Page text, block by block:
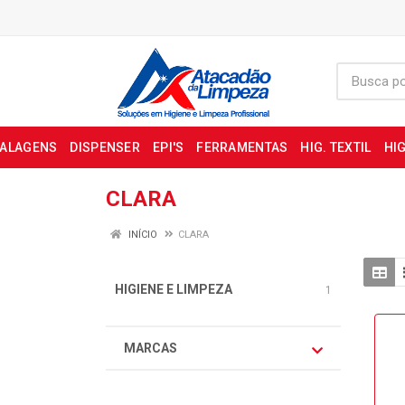
DISPENSER EPI'S FERRAMENTAS HIG. TEXTIL
CLARA
INÍCIO CLARA
HIGIENE E LIMPEZA 1
MARCAS